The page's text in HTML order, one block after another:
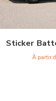
Sticker
À partir